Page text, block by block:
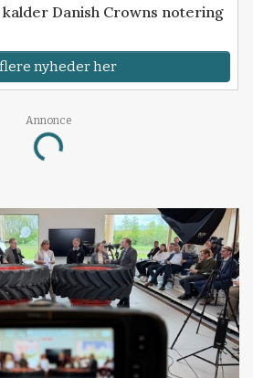
Danish Crowns notering
nyheder her
Annonce
Loading...